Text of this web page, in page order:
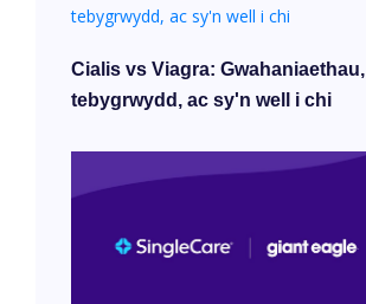
Cialis vs Viagra: Gwahaniaethau,
tebygrwydd, ac sy'n well i chi